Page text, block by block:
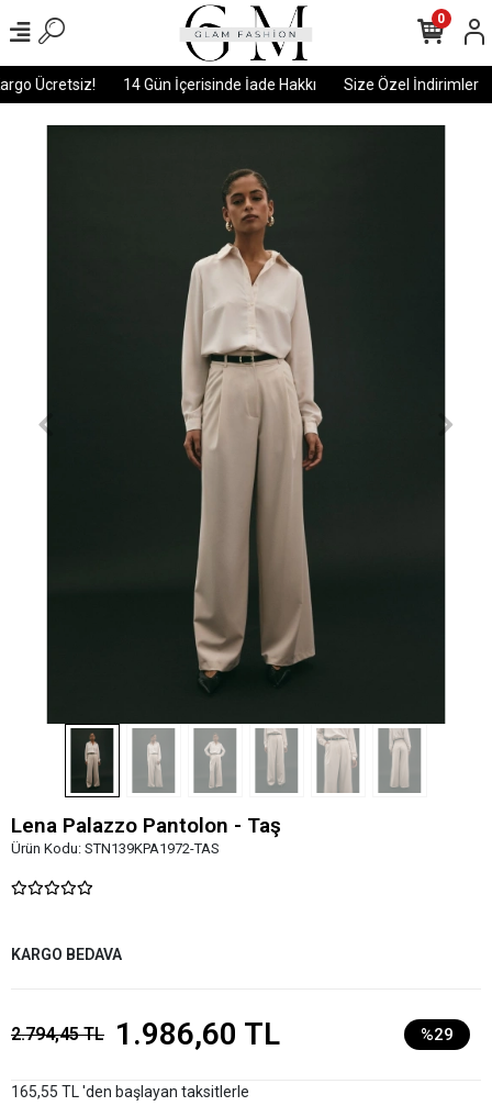
Ücretsiz! 14 Gün İçerisinde İade Hakkı Size Özel İndirimler
0
Lena Palazzo Pantolon - Taş
Ürün Kodu: STN139KPA1972-TAS
KARGO BEDAVA
2.794,45 TL 1.986,60 TL %29
165,55 TL 'den başlayan taksitlerle